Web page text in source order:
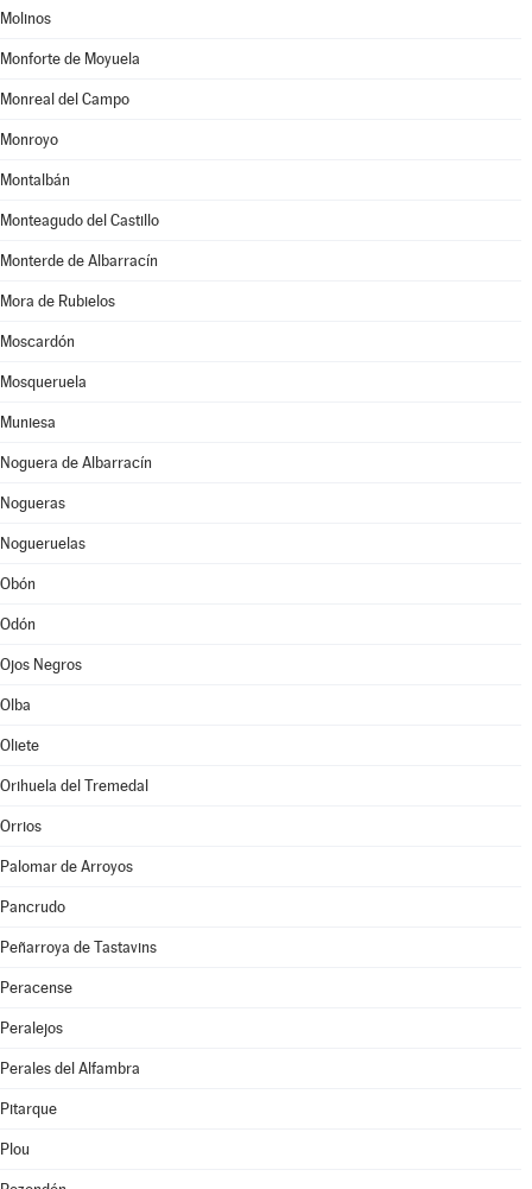
Molinos
Monforte de Moyuela
Monreal del Campo
Monroyo
Montalbán
Monteagudo del Castillo
Monterde de Albarracín
Mora de Rubielos
Moscardón
Mosqueruela
Muniesa
Noguera de Albarracín
Nogueras
Nogueruelas
Obón
Odón
Ojos Negros
Olba
Oliete
Orihuela del Tremedal
Orrios
Palomar de Arroyos
Pancrudo
Peñarroya de Tastavins
Peracense
Peralejos
Perales del Alfambra
Pitarque
Plou